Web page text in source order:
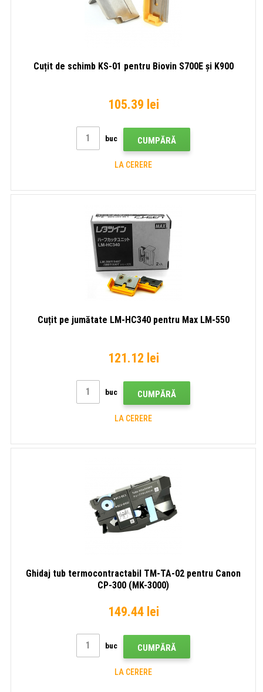
Cuțit de schimb KS-01 pentru Biovin S700E și K900
105.39 lei
buc CUMPĂRĂ
LA CERERE
Cuțit pe jumătate LM-HC340 pentru Max LM-550
121.12 lei
buc CUMPĂRĂ
LA CERERE
Ghidaj tub termocontractabil TM-TA-02 pentru Canon
CP-300 (MK-3000)
149.44 lei
buc CUMPĂRĂ
LA CERERE